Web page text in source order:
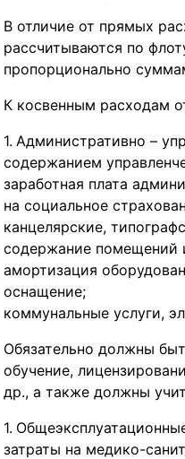
В отличие от прямых
рассчитываются по
пропорционально
К косвенным расходам
Административно –
содержанием
заработная плата
на социальное
канцелярские,
содержание помещений
амортизация
оснащение;
коммунальные услуги,
Обязательно должны
обучение,
др., а также должны
затраты на медико-